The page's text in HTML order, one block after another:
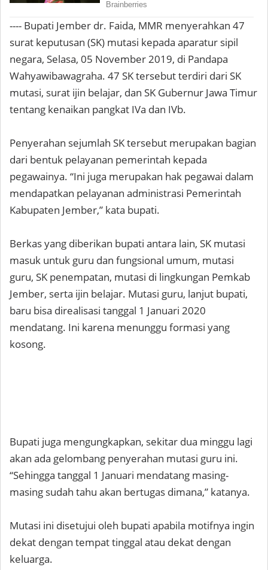
---- Bupati Jember dr. Faida, MMR menyerahkan 47
surat keputusan (SK) mutasi kepada aparatur sipil
negara, Selasa, 05 November 2019, di Pandapa
Wahyawibawagraha. 47 SK tersebut terdiri dari SK
mutasi, surat ijin belajar, dan SK Gubernur Jawa Timur
tentang kenaikan pangkat IVa dan IVb.
Penyerahan sejumlah SK tersebut merupakan bagian
dari bentuk pelayanan pemerintah kepada
pegawainya. “Ini juga merupakan hak pegawai dalam
mendapatkan pelayanan administrasi Pemerintah
Kabupaten Jember,” kata bupati.
Berkas yang diberikan bupati antara lain, SK mutasi
masuk untuk guru dan fungsional umum, mutasi
guru, SK penempatan, mutasi di lingkungan Pemkab
Jember, serta ijin belajar. Mutasi guru, lanjut bupati,
baru bisa direalisasi tanggal 1 Januari 2020
mendatang. Ini karena menunggu formasi yang
kosong.
Bupati juga mengungkapkan, sekitar dua minggu lagi
akan ada gelombang penyerahan mutasi guru ini.
“Sehingga tanggal 1 Januari mendatang masing-
masing sudah tahu akan bertugas dimana,” katanya.
Mutasi ini disetujui oleh bupati apabila motifnya ingin
dekat dengan tempat tinggal atau dekat dengan
keluarga.